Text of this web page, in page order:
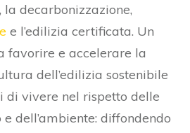
decarbonizzazione,
e l’edilizia certificata. Un
favorire e accelerare la
dell’edilizia sostenibile
di vivere nel rispetto delle
e dell’ambiente: diffondendo